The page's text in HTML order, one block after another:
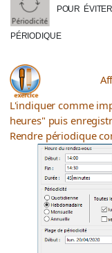
pour
périodique
L'indiquer comme
heures" puis
Rendre périodique